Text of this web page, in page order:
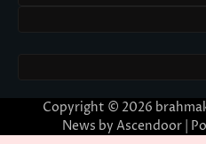
Copyright © 2026
News by Ascendoor|